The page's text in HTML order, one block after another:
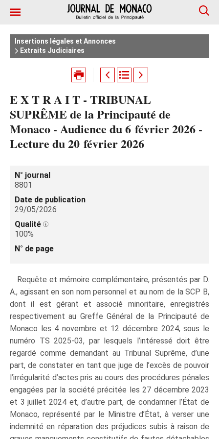
Insertions légales et Annonces
Extraits Judiciaires
E X T R A I T - TRIBUNAL
SUPRÊME de la Principauté de
Monaco - Audience du 6 février 2026 -
Lecture du 20 février 2026
N° journal
8801
Date de publication
29/05/2026
Qualité
100%
N° de page
Requête et mémoire complémentaire, présentés par D.
A., agissant en son nom personnel et au nom de la SCP B,
dont il est gérant et associé minoritaire, enregistrés
respectivement au Greffe Général de la Principauté de
Monaco les 4 novembre et 12 décembre 2024, sous le
numéro TS 2025‑03, par lesquels l’intéressé doit être
regardé comme demandant au Tribunal Suprême, d’une
part, de constater en tant que juge de l’excès de pouvoir
l’irrégularité d’actes pris au cours des procédures pénales
engagées par la société précitée les 27 décembre 2023
et 3 juillet 2024 et, d’autre part, de condamner l’État de
Monaco, représenté par le Ministre d’État, à verser une
indemnité en réparation des préjudices subis à raison de